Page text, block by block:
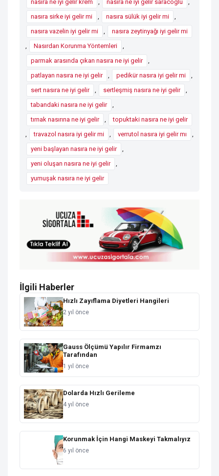
nasıra ne iyi gelir krem
, nasıra ne iyi gelir saracoglu
,
nasıra sirke iyi gelir mi
, nasıra sülük iyi gelir mi
,
nasıra vazelin iyi gelir mi
,
nasıra zeytinyağı iyi gelir mi
,
Nasırdan Korunma Yöntemleri
,
parmak arasında çıkan nasıra ne iyi gelir
,
patlayan nasıra ne iyi gelir
, pedikür nasıra iyi gelir mi
,
sert nasıra ne iyi gelir
, sertleşmiş nasıra ne iyi gelir
,
tabandaki nasıra ne iyi gelir
,
tırnak nasırına ne iyi gelir
,
topuktaki nasıra ne iyi gelir
,
travazol nasıra iyi gelir mi , verrutol nasıra iyi gelir mı
,
yeni başlayan nasıra ne iyi gelir
,
yeni oluşan nasıra ne iyi gelir
,
yumuşak nasıra ne iyi gelir
İlgili Haberler
Hızlı Zayıflama Diyetleri Hangileri
2 yıl önce
Gauss Ölçümü Yapılır Firmamzı
Tarafından
1 yıl önce
Dolarda Hızlı Gerileme
4 yıl önce
Korunmak İçin Hangi Maskeyi Takmalıyız
6 yıl önce